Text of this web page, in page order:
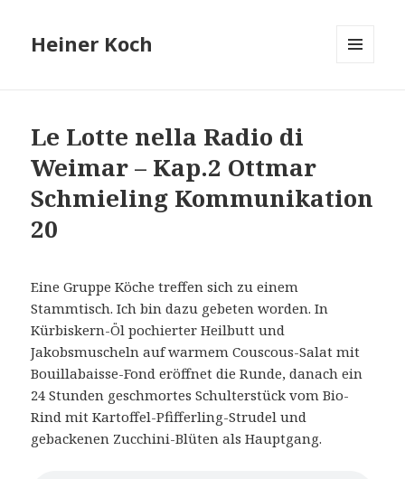
Heiner Koch
Le Lotte nella Radio di
Weimar – Kap.2 Ottmar
Schmieling Kommunikation
20
Eine Gruppe Köche treffen sich zu einem
Stammtisch. Ich bin dazu gebeten worden. In
Kürbiskern-Öl pochierter Heilbutt und
Jakobsmuscheln auf warmem Couscous-Salat mit
Bouillabaisse-Fond eröffnet die Runde, danach ein
24 Stunden geschmortes Schulterstück vom Bio-
Rind mit Kartoffel-Pfifferling-Strudel und
gebackenen Zucchini-Blüten als Hauptgang.